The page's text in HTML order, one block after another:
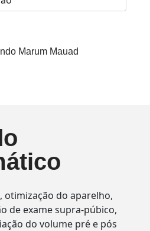
Marum Mauad
otimização do aparelho,
de exame supra-púbico,
do volume pré e pós